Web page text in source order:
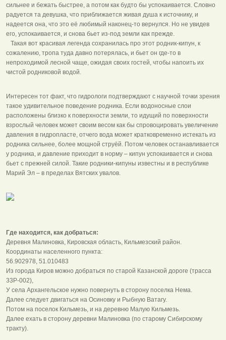
сильнее и бежать быстрее, а потом как будто бы успокаивается. Словно
радуется та девушка, что приближается живая душа к источнику, и
надеется она, что это её любимый наконец-то вернулся. Но не увидев
его, успокаивается, и снова бьет из-под земли как прежде.
Такая вот красивая легенда сохранилась про этот родник-кипун, к
сожалению, тропа туда давно потерялась, и бьет он где-то в
непроходимой лесной чаще, ожидая своих гостей, чтобы напоить их
чистой родниковой водой.
Интересен тот факт, что гидрологи подтверждают с научной точки зрения
такое удивительное поведение родника. Если водоносные слои
расположены близко к поверхности земли, то идущий по поверхности
взрослый человек может своим весом как бы спровоцировать увеличение
давления в гидропласте, отчего вода может кратковременно истекать из
родника сильнее, более мощной струёй. Потом человек останавливается
у родника, и давление приходит в норму – кипун успокаивается и снова
бьет с прежней силой. Такие родники-кипуны известны и в республике
Марий Эл – в пределах Вятских увалов.
Где находится, как добраться:
Деревня Малиновка, Кировская область, Кильмезский район.
Координаты населенного пункта:
56.902978, 51.010483
Из города Киров можно добраться по старой Казанской дороге (трасса
33Р-002),
У села Архангельское нужно повернуть в сторону поселка Нема.
Далее следует двигаться на Осиновку и Рыбную Ватагу.
Потом на поселок Кильмезь, и на деревню Малую Кильмезь.
Далее ехать в сторону деревни Малиновка (по старому Сибирскому
тракту).